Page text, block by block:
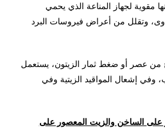
مقوية لجهاز المناعة الذي يحمي
وتقلل من أعراض فيروسات البرد
من عصر أو ضغط ثمار الزيتون، يستعمل
وفي إشعال المواقيد الزيتية وفي
على الساخن والزيت المعصور على